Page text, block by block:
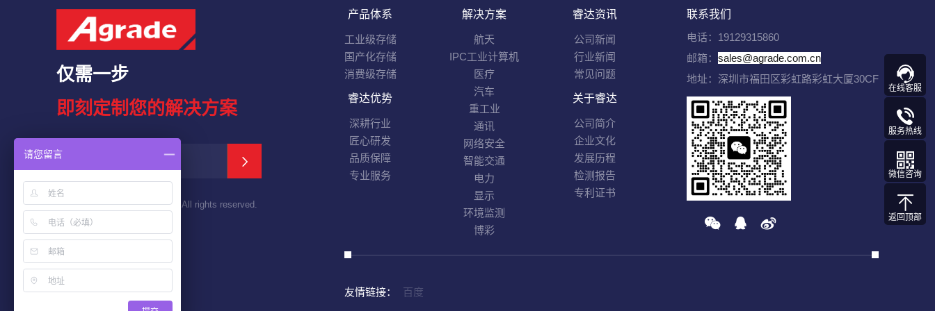
仅需一步
即刻定制您的解决方案
Copyright © 2010-2026 Agrade All rights reserved.
粤ICP备19069361号
产品体系
工业级存储
国产化存储
消费级存储
睿达优势
深耕行业
匠心研发
品质保障
专业服务
解决方案
航天
IPC工业计算机
医疗
汽车
重工业
通讯
网络安全
智能交通
电力
显示
环境监测
博彩
睿达资讯
公司新闻
行业新闻
常见问题
关于睿达
公司简介
企业文化
发展历程
检测报告
专利证书
联系我们
电话：19129315860
邮箱：sales@agrade.com.cn
地址：深圳市福田区彩虹路彩虹大厦30CF
友情链接： 百度
在线客服
服务热线
微信咨询
返回顶部
请您留言